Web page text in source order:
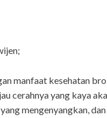
manfaat kesehatan
cerahnya yang kaya
mengenyangkan,